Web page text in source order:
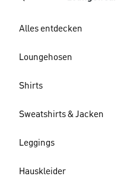
Alles entdecken
Loungehosen
Shirts
Sweatshirts & Jacken
Leggings
Hauskleider